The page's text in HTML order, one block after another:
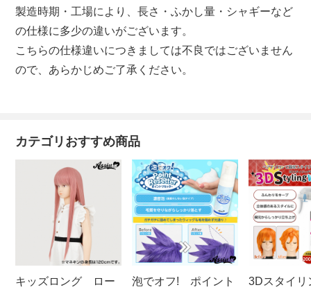
製造時期・工場により、長さ・ふかし量・シャギーなど
の仕様に多少の違いがございます。
こちらの仕様違いにつきましては不良ではございません
ので、あらかじめご了承ください。
カテゴリおすすめ商品
キッズロング ロー
泡でオフ! ポイント
3Dスタイリ